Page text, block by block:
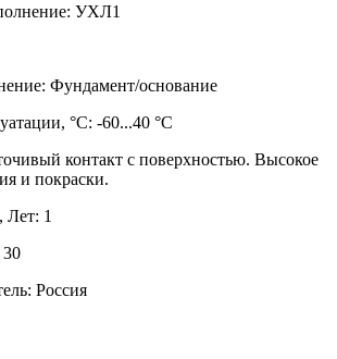
УХЛ1
Фундамент/основание
°C: -60...40 °C
контакт с поверхностью. Высокое
и покраски.
Лет: 1
Россия